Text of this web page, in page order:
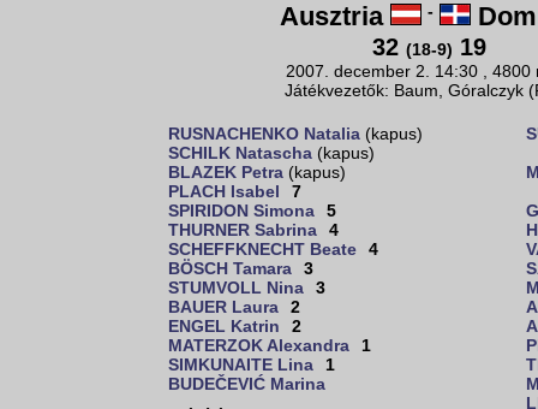
Ausztria -
32 (18-9) 19
2007. december 2. 14:30 , 4800
Játékvezetők: Baum, Góralczyk
RUSNACHENKO Natalia (kapus)
SCHILK Natascha (kapus)
BLAZEK Petra (kapus)
PLACH Isabel
7
SPIRIDON Simona
5
THURNER Sabrina
4
SCHEFFKNECHT Beate
4
BÖSCH Tamara
3
STUMVOLL Nina
3
BAUER Laura
2
ENGEL Katrin
2
MATERZOK Alexandra
1
SIMKUNAITE Lina
1
BUDEČEVIĆ Marina